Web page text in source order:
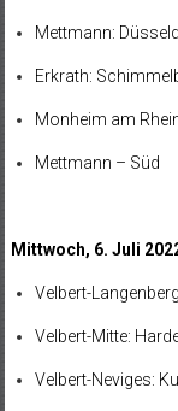
Mettmann:
Erkrath:
Monheim am
Mettmann – Süd
Mittwoch, 6. Juli
Velbert-
Velbert-Mitte:
Velbert-Neviges: